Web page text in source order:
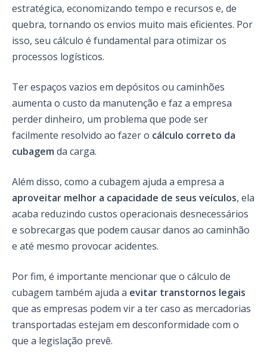
estratégica, economizando tempo e recursos e, de
quebra, tornando os envios muito mais eficientes. Por
isso, seu cálculo é fundamental para otimizar os
processos logísticos.
Ter espaços vazios em depósitos ou caminhões
aumenta o custo da manutenção e faz a empresa
perder dinheiro, um problema que pode ser
facilmente resolvido ao fazer o cálculo correto da
cubagem da carga.
Além disso, como a cubagem ajuda a empresa a
aproveitar melhor a capacidade de seus veículos, ela
acaba reduzindo custos operacionais desnecessários
e sobrecargas que podem causar danos ao caminhão
e até mesmo provocar acidentes.
Por fim, é importante mencionar que o cálculo de
cubagem também ajuda a evitar transtornos legais
que as empresas podem vir a ter caso as mercadorias
transportadas estejam em desconformidade com o
que a legislação prevê.